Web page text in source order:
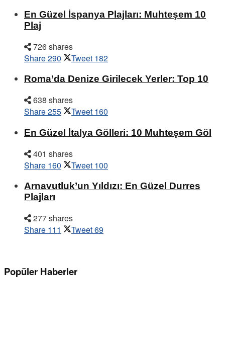
En Güzel İspanya Plajları: Muhteşem 10
Plaj
726 shares
Share290 Tweet 182
Roma’da Denize Girilecek Yerler: Top 10
638 shares
Share255 Tweet 160
En Güzel İtalya Gölleri: 10 Muhteşem Göl
401 shares
Share 160 Tweet 100
Arnavutluk’un Yıldızı: En Güzel Durres
Plajları
277 shares
Share 111 Tweet69
Popüler Haberler